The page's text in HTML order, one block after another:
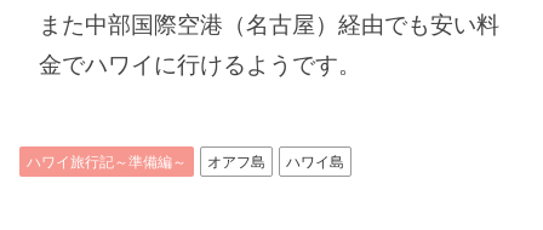
また中部国際空港（名古屋）経由でも安い料
金でハワイに行けるようです。
ハワイ旅行記～準備編～ オアフ島 ハワイ島